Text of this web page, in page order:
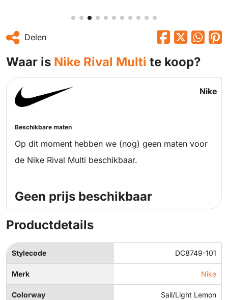
Delen
Waar is Nike Rival Multi te koop?
Nike
Beschikbare maten
Op dit moment hebben we (nog) geen maten voor
de Nike Rival Multi beschikbaar.
Geen prijs beschikbaar
Productdetails
Stylecode DC8749-101
Merk Nike
Colorway
Sail/Light Lemon